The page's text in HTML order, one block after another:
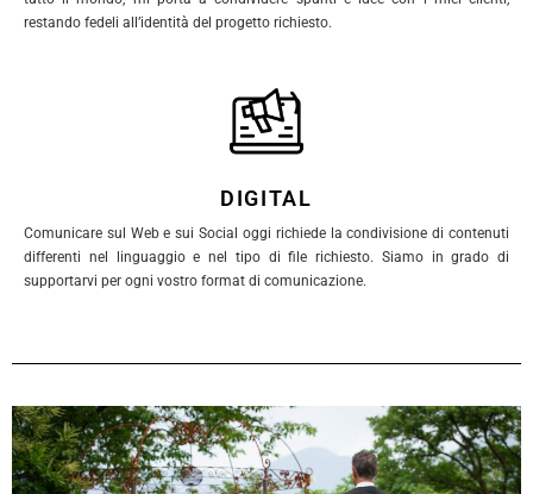
restando fedeli all’identità del progetto richiesto.
DIGITAL
Comunicare sul Web e sui Social oggi richiede la condivisione di contenuti
differenti nel linguaggio e nel tipo di file richiesto. Siamo in grado di
supportarvi per ogni vostro format di comunicazione.